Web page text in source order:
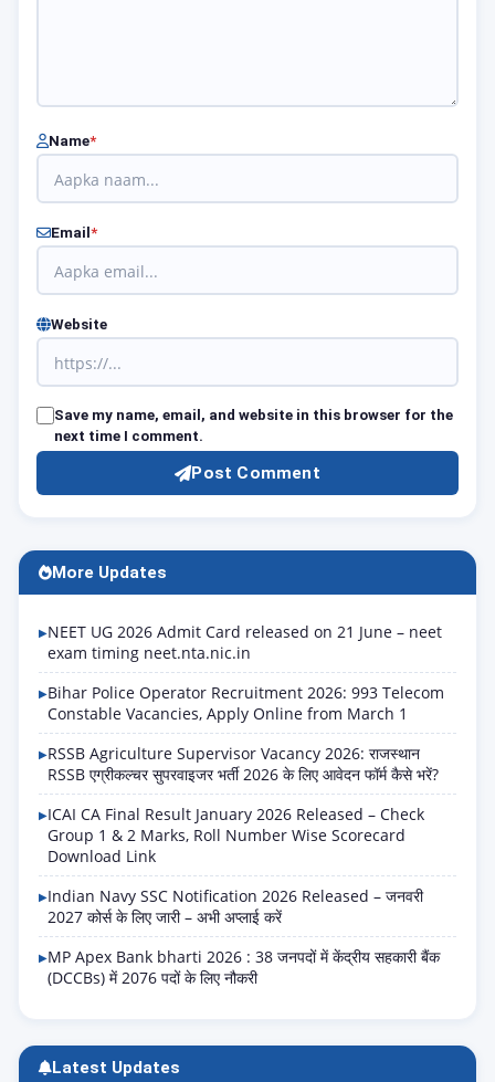
Name*
Email *
Website
Save my name, email, and website in this browser for the
next time I comment.
Post Comment
More Updates
NEET UG 2026 Admit Card released on 21 June – neet
exam timing neet.nta.nic.in
Bihar Police Operator Recruitment 2026: 993 Telecom
Constable Vacancies, Apply Online from March 1
RSSB Agriculture Supervisor Vacancy 2026: राजस्थान
RSSB एग्रीकल्चर सुपरवाइजर भर्ती 2026 के लिए आवेदन फॉर्म कैसे भरें?
ICAI CA Final Result January 2026 Released – Check
Group 1 & 2 Marks, Roll Number Wise Scorecard
Download Link
Indian Navy SSC Notification 2026 Released – जनवरी
2027 कोर्स के लिए जारी – अभी अप्लाई करें
MP Apex Bank bharti 2026 : 38 जनपदों में केंद्रीय सहकारी बैंक
(DCCBs) में 2076 पदों के लिए नौकरी
Latest Updates